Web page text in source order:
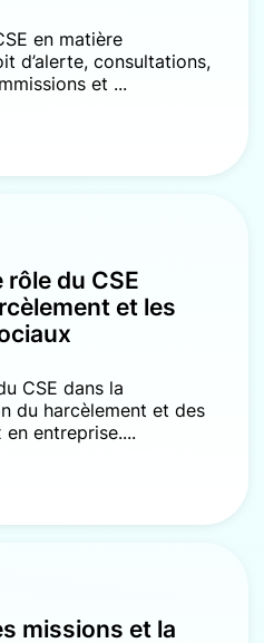
en matière
d’alerte, consultations,
et ...
du CSE
et les
CSE dans la
du harcèlement et des
entreprise....
missions et la